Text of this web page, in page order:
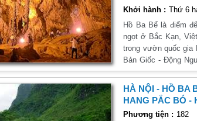
Khởi hành : Thứ 6
Hồ Ba Bể là điểm
ngọt ở Bắc Kạn,
trong vườn quốc gia
Bản Giốc - Động Ngườm
đẹp thiên nhiên đệp
các di tích lịch sử
những phong tục
tộc ít người ở Cao
tuyệt vời.
HÀ NỘI - HỒ BA
HANG PẮC BÓ -
Phương tiện : 182